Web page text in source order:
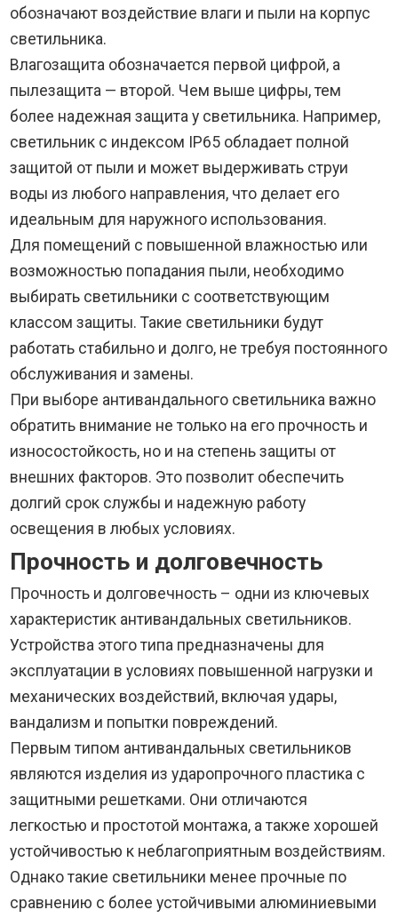
обозначают воздействие влаги и пыли на корпус
светильника.
Влагозащита обозначается первой цифрой, а
пылезащита — второй. Чем выше цифры, тем
более надежная защита у светильника. Например,
светильник с индексом IP65 обладает полной
защитой от пыли и может выдерживать струи
воды из любого направления, что делает его
идеальным для наружного использования.
Для помещений с повышенной влажностью или
возможностью попадания пыли, необходимо
выбирать светильники с соответствующим
классом защиты. Такие светильники будут
работать стабильно и долго, не требуя постоянного
обслуживания и замены.
При выборе антивандального светильника важно
обратить внимание не только на его прочность и
износостойкость, но и на степень защиты от
внешних факторов. Это позволит обеспечить
долгий срок службы и надежную работу
освещения в любых условиях.
Прочность и долговечность
Прочность и долговечность – одни из ключевых
характеристик антивандальных светильников.
Устройства этого типа предназначены для
эксплуатации в условиях повышенной нагрузки и
механических воздействий, включая удары,
вандализм и попытки повреждений.
Первым типом антивандальных светильников
являются изделия из ударопрочного пластика с
защитными решетками. Они отличаются
легкостью и простотой монтажа, а также хорошей
устойчивостью к неблагоприятным воздействиям.
Однако такие светильники менее прочные по
сравнению с более устойчивыми алюминиевыми